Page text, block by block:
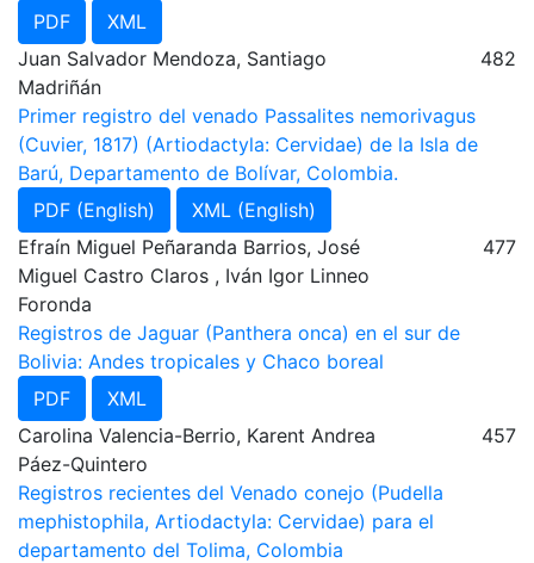
PDF
XML
Juan Salvador Mendoza, Santiago
Madriñán
482
Primer registro del venado Passalites nemorivagus
(Cuvier, 1817) (Artiodactyla: Cervidae) de la Isla de
Barú, Departamento de Bolívar, Colombia.
PDF (English)
XML (English)
Efraín Miguel Peñaranda Barrios, José
Miguel Castro Claros , Iván Igor Linneo
Foronda
477
Registros de Jaguar (Panthera onca) en el sur de
Bolivia: Andes tropicales y Chaco boreal
PDF
XML
Carolina Valencia-Berrio, Karent Andrea
Páez-Quintero
457
Registros recientes del Venado conejo (Pudella
mephistophila, Artiodactyla: Cervidae) para el
departamento del Tolima, Colombia